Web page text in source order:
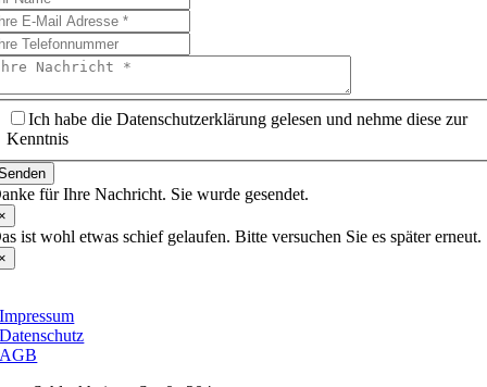
Ich habe die Datenschutzerklärung gelesen und nehme diese zur
Kenntnis
für Ihre Nachricht. Sie wurde gesendet.
ist wohl etwas schief gelaufen. Bitte versuchen Sie es später erneut.
Impressum
Datenschutz
AGB